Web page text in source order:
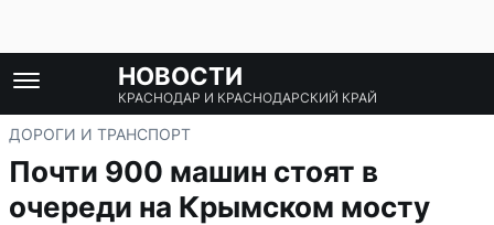
НОВОСТИ
КРАСНОДАР И КРАСНОДАРСКИЙ КРАЙ
ДОРОГИ И ТРАНСПОРТ
Почти 900 машин стоят в
очереди на Крымском мосту